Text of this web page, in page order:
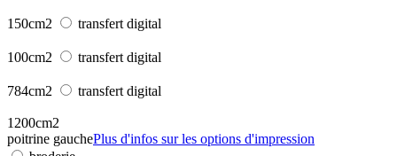
150cm2 transfert digital
100cm2 transfert digital
784cm2 transfert digital
1200cm2
poitrine gauchePlus d'infos sur les options d'impression